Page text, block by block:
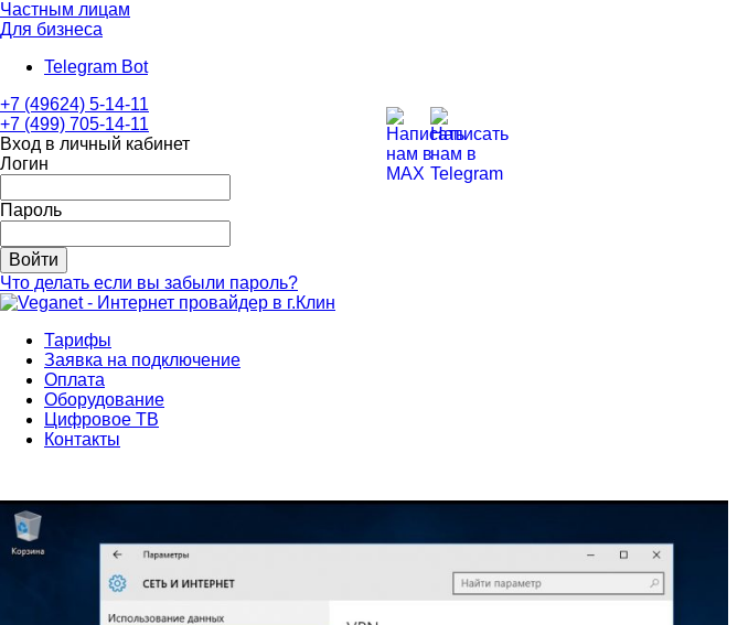
Частным лицам
Для бизнеса
Telegram Bot
+7 (49624) 5-14-11
+7 (499) 705-14-11
Вход в личный кабинет
Логин
Пароль
Войти
Что делать если вы забыли пароль?
Тарифы
Заявка на подключение
Оплата
Оборудование
Цифровое ТВ
Контакты